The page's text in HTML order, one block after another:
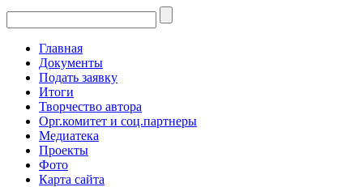
Главная
Документы
Подать заявку
Итоги
Творчество автора
Орг.комитет и соц.партнеры
Медиатека
Проекты
Фото
Карта сайта